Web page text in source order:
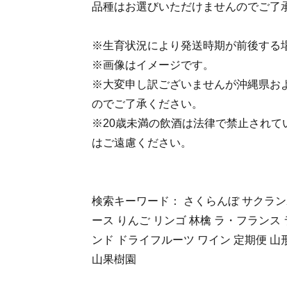
品種はお選びいただけませんのでご了
※生育状況により発送時期が前後する
※画像はイメージです。
※大変申し訳ございませんが沖縄県お
のでご了承ください。
※20歳未満の飲酒は法律で禁止されて
はご遠慮ください。
検索キーワード： さくらんぼ サクラ
ース りんご リンゴ 林檎 ラ・フランス
ンド ドライフルーツ ワイン 定期便 山
山果樹園